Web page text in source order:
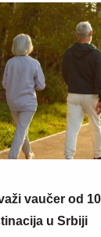
vaučer od
u Srbiji